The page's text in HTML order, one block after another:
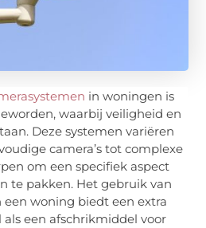
in woningen is
waarbij veiligheid en
Deze systemen variëren
camera’s tot complexe
om een specifiek aspect
te pakken. Het gebruik van
een woning biedt een extra
een afschrikmiddel voor